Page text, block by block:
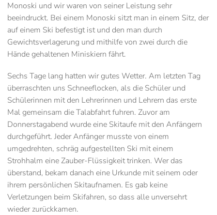
Monoski und wir waren von seiner Leistung sehr
beeindruckt. Bei einem Monoski sitzt man in einem Sitz, der
auf einem Ski befestigt ist und den man durch
Gewichtsverlagerung und mithilfe von zwei durch die
Hände gehaltenen Miniskiern fährt.
Sechs Tage lang hatten wir gutes Wetter. Am letzten Tag
überraschten uns Schneeflocken, als die Schüler und
Schülerinnen mit den Lehrerinnen und Lehrern das erste
Mal gemeinsam die Talabfahrt fuhren. Zuvor am
Donnerstagabend wurde eine Skitaufe mit den Anfängern
durchgeführt. Jeder Anfänger musste von einem
umgedrehten, schräg aufgestellten Ski mit einem
Strohhalm eine Zauber-Flüssigkeit trinken. Wer das
überstand, bekam danach eine Urkunde mit seinem oder
ihrem persönlichen Skitaufnamen. Es gab keine
Verletzungen beim Skifahren, so dass alle unversehrt
wieder zurückkamen.